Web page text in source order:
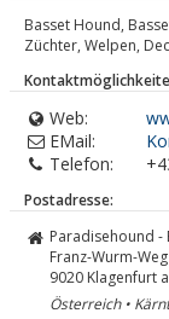
Basset Hound,
Züchter, Welpen,
Web:
EMail:
Telefon:
Postadresse:
Paradisehound -
Franz-Wurm-Weg
9020 Klagenfurt
Österreich •